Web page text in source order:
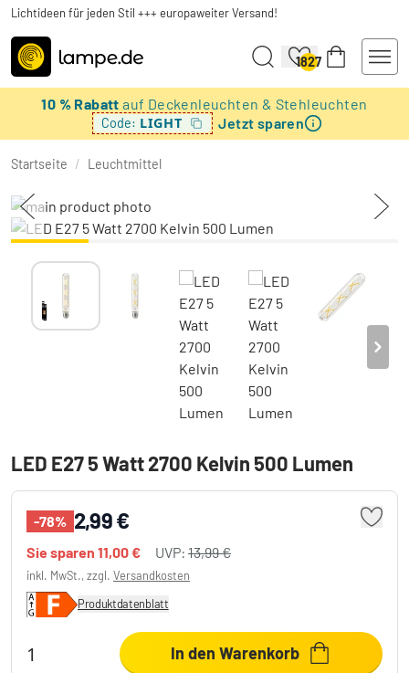
Lichtideen für jeden Stil +++ europaweiter Versand!
1827
10 % Rabattauf Deckenleuchten & Stehleuchten
Code: LIGHT Jetzt sparen
Startseite / Leuchtmittel
LED E27 5 Watt 2700 Kelvin 500 Lumen
-78% 2,99 €
Sie sparen 11,00 € UVP: 13,99 €
inkl. MwSt., zzgl. Versandkosten
Produktdatenblatt
In den Warenkorb